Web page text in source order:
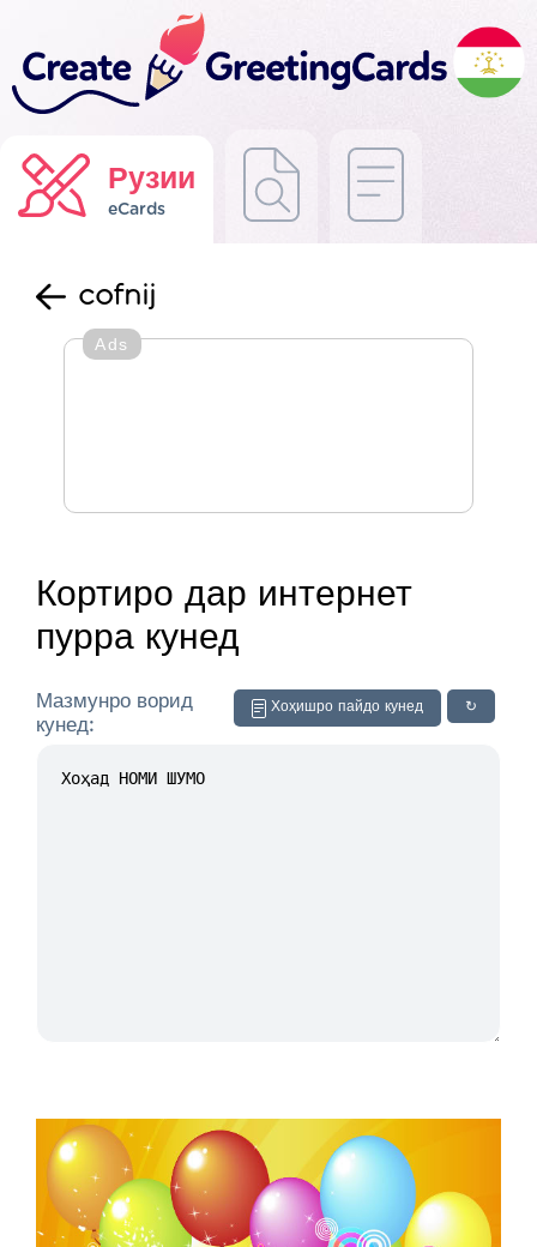
Рузии
eCards
cofnij
Ads
Кортиро дар интернет
пурра кунед
↻
Хоҳишро пайдо кунед
Мазмунро ворид
кунед: